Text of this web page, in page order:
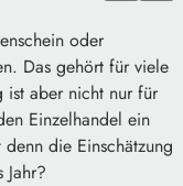
oder
Das gehört für viele
ist aber nicht nur für
Einzelhandel ein
die Einschätzung
Jahr?